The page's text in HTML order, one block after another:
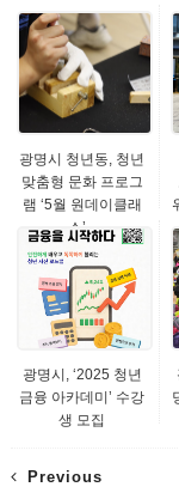
광명시 청년동, 청년
맞춤형 문화 프로그
램 ‘5월 원데이클래
스’...
광명시, ‘2025 청년
금융 아카데미’ 수강
생 모집
Previous